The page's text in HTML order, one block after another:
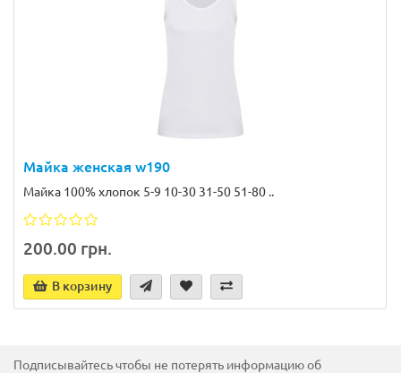
Майка женская w190
Майка 100% хлопок 5-9 10-30 31-50 51-80 ..
200.00 грн.
В корзину
Подписывайтесь чтобы не потерять информацию об